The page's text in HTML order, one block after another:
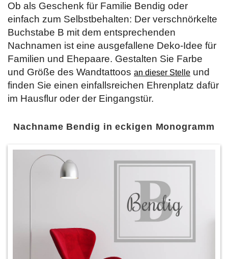
Ob als Geschenk für Familie Bendig oder
einfach zum Selbstbehalten: Der verschnörkelte
Buchstabe B mit dem entsprechenden
Nachnamen ist eine ausgefallene Deko-Idee für
Familien und Ehepaare. Gestalten Sie Farbe
und Größe des Wandtattoos an dieser Stelle und
finden Sie einen einfallsreichen Ehrenplatz dafür
im Hausflur oder der Eingangstür.
Nachname Bendig in eckigen Monogramm